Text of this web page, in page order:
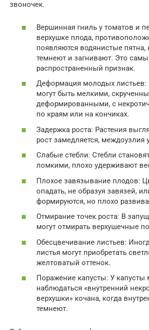
звоночек.
Вершинная гниль у томатов и
верхушке плода,
появляются водянистые пятна,
темнеют и загнивают. Это
распространенный признак.
Деформация молодых
могут быть мелкими,
деформированными, с
по краям или на кончиках.
Задержка роста: Растения
рост замедляется, междоузлия
Слабые стебли: Стебли
ломкими, плохо удерживают
Плохое завязывание плодов:
опадать, не образуя завязей,
формируются, но плохо
Отмирание точек роста: В
могут отмирать верхушечные
Обесцвечивание листьев:
листья могут приобретать
желтоватый оттенок.
Поражение капусты: У капусты
наблюдаться «внутренний
верхушки» кочана, когда
темнеют.